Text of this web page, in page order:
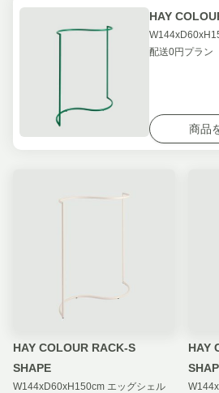
HAY
配送0円プラン
商品
HAY COLOUR RACK-S
SHAPE
W144xD60xH150cm エッグシェル
HAY